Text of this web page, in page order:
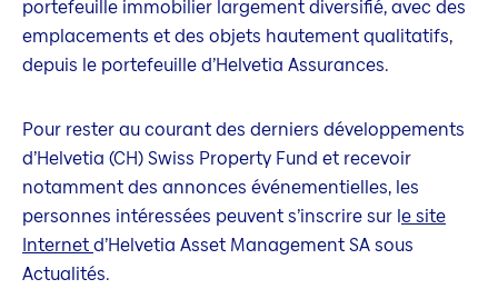
portefeuille immobilier largement diversifié, avec des
emplacements et des objets hautement qualitatifs,
depuis le portefeuille d’Helvetia Assurances.
Pour rester au courant des derniers développements
d’Helvetia (CH) Swiss Property Fund et recevoir
notamment des annonces événementielles, les
personnes intéressées peuvent s’inscrire sur lesite
Internetd’Helvetia Asset Management SA sous
Actualités.